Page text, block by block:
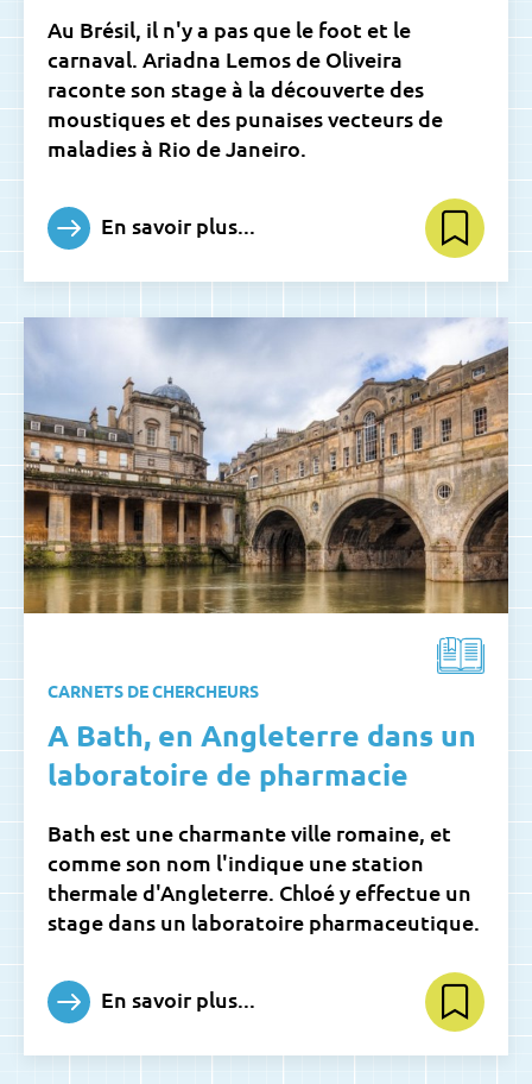
Au Brésil, il n'y a pas que le foot et le
carnaval. Ariadna Lemos de Oliveira
raconte son stage à la découverte des
moustiques et des punaises vecteurs de
maladies à Rio de Janeiro.
En savoir plus...
CARNETS DE CHERCHEURS
A Bath, en Angleterre dans un
laboratoire de pharmacie
Bath est une charmante ville romaine, et
comme son nom l'indique une station
thermale d'Angleterre. Chloé y effectue un
stage dans un laboratoire pharmaceutique.
En savoir plus...